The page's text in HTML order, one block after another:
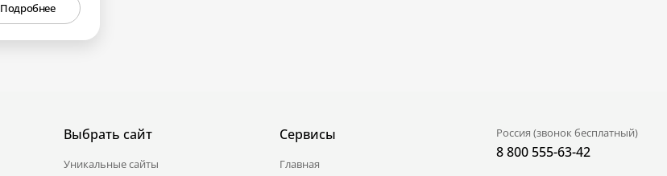
Подробнее
Выбрать сайт
Уникальные сайты
Сервисы
Главная
Россия (звонок бесплатный)
8 800 555-63-42